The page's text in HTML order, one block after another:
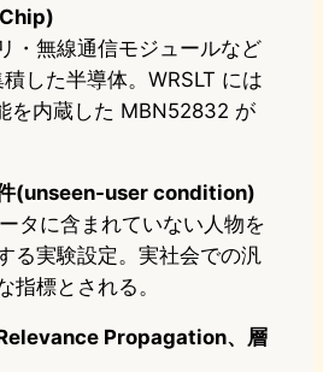
・無線通信モジュールなど
した半導体。WRSLT には
を内蔵した MBN52832 が
(unseen-user condition)
タに含まれていない人物を
る実験設定。実社会での汎
指標とされる。
Propagation、層